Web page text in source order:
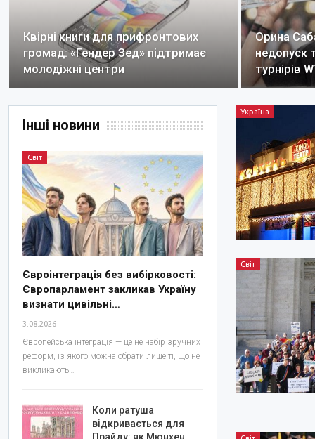
Квірні книги для прифронтових
громад: «Гендер Зед» підтримає
молодіжні центри
Орина
недопуск
турнірів
Україна
Світ
Інші новини
Світ
Євроінтеграція без вибірковості:
Європарламент закликав Україну
визнати цивільні…
3.08.2026
Європейська інтеграція — це не набір зручних
реформ, із якого можна обрати лише ті, що не
викликають…
Коли ратуша
відкривається для